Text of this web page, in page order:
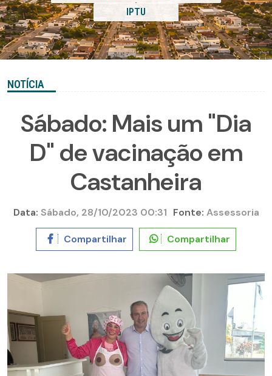
IPTU
NOTÍCIA
Sábado: Mais um "Dia
D" de vacinação em
Castanheira
Data: Sábado, 28/10/2023 00:31 Fonte: Assessoria
Compartilhar Compartilhar